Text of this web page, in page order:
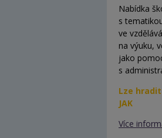
Nabídka
s
ve
na výuku,
jako
s
Lze hradit
JAK
Více